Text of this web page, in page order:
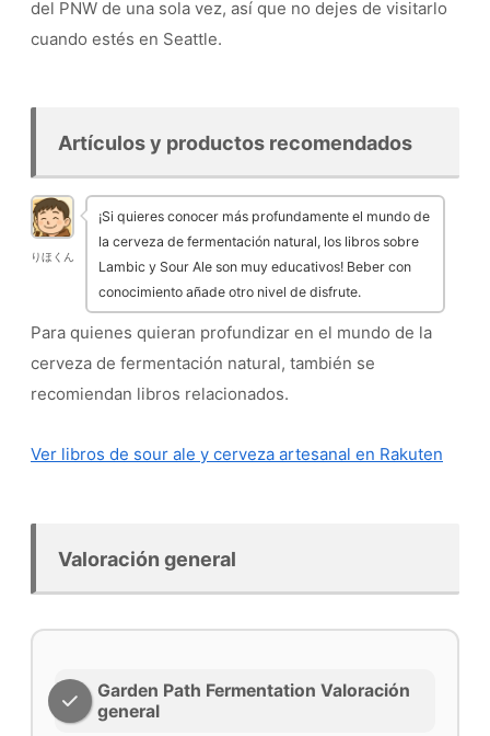
del PNW de una sola vez, así que no dejes de visitarlo
cuando estés en Seattle.
Artículos y productos recomendados
りほくん
¡Si quieres conocer más profundamente el mundo de
la cerveza de fermentación natural, los libros sobre
Lambic y Sour Ale son muy educativos! Beber con
conocimiento añade otro nivel de disfrute.
Para quienes quieran profundizar en el mundo de la
cerveza de fermentación natural, también se
recomiendan libros relacionados.
Ver libros de sour ale y cerveza artesanal en Rakuten
Valoración general
Garden Path Fermentation Valoración
general